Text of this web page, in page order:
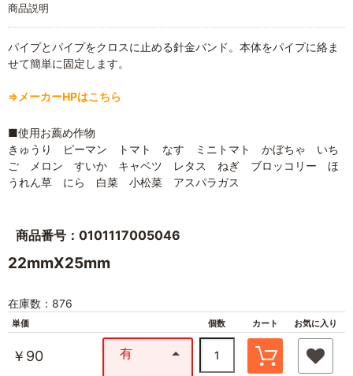
商品説明
パイプとパイプをクロスに止める針金バンド。本体をパイプに絡ま
せて簡単に固定します。
⇒メーカーHPはこちら
■使用お薦め作物
きゅうり ピーマン トマト なす ミニトマト かぼちゃ いち
ご メロン すいか キャベツ レタス ねぎ ブロッコリー ほ
うれん草 にら 白菜 小松菜 アスパラガス
商品番号：0101117005046
22mmX25mm
在庫数：876
単価 個数 カート お気に入り
￥90 有